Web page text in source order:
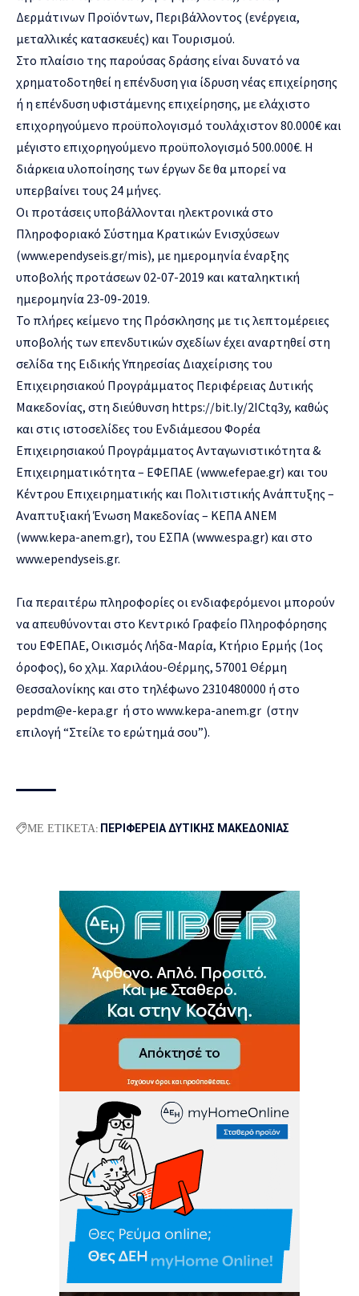
Δερμάτινων Προϊόντων, Περιβάλλοντος (ενέργεια,
μεταλλικές κατασκευές) και Τουρισμού.
Στο πλαίσιο της παρούσας δράσης είναι δυνατό να
χρηματοδοτηθεί η επένδυση για ίδρυση νέας επιχείρησης
ή η επένδυση υφιστάμενης επιχείρησης, με ελάχιστο
επιχορηγούμενο προϋπολογισμό τουλάχιστον 80.000€ και
μέγιστο επιχορηγούμενο προϋπολογισμό 500.000€. Η
διάρκεια υλοποίησης των έργων δε θα μπορεί να
υπερβαίνει τους 24 μήνες.
Οι προτάσεις υποβάλλονται ηλεκτρονικά στο
Πληροφοριακό Σύστημα Κρατικών Ενισχύσεων
(www.ependyseis.gr/mis), με ημερομηνία έναρξης
υποβολής προτάσεων 02-07-2019 και καταληκτική
ημερομηνία 23-09-2019.
Το πλήρες κείμενο της Πρόσκλησης με τις λεπτομέρειες
υποβολής των επενδυτικών σχεδίων έχει αναρτηθεί στη
σελίδα της Ειδικής Υπηρεσίας Διαχείρισης του
Επιχειρησιακού Προγράμματος Περιφέρειας Δυτικής
Μακεδονίας, στη διεύθυνση https://bit.ly/2ICtq3y, καθώς
και στις ιστοσελίδες του Ενδιάμεσου Φορέα
Επιχειρησιακού Προγράμματος Ανταγωνιστικότητα &
Επιχειρηματικότητα – ΕΦΕΠΑΕ (www.efepae.gr) και του
Κέντρου Επιχειρηματικής και Πολιτιστικής Ανάπτυξης –
Αναπτυξιακή Ένωση Μακεδονίας – ΚΕΠΑ ΑΝΕΜ
(www.kepa-anem.gr), του ΕΣΠΑ (www.espa.gr) και στο
www.ependyseis.gr.
Για περαιτέρω πληροφορίες οι ενδιαφερόμενοι μπορούν
να απευθύνονται στο Κεντρικό Γραφείο Πληροφόρησης
του ΕΦΕΠΑΕ, Οικισμός Λήδα-Μαρία, Κτήριο Ερμής (1ος
όροφος), 6ο χλμ. Χαριλάου-Θέρμης, 57001 Θέρμη
Θεσσαλονίκης και στο τηλέφωνο 2310480000 ή στο
pepdm@e-kepa.gr ή στο www.kepa-anem.gr (στην
επιλογή “Στείλε το ερώτημά σου”).
ΜΕ ΕΤΙΚΕΤΑ: ΠΕΡΙΦΕΡΕΙΑ ΔΥΤΙΚΗΣ ΜΑΚΕΔΟΝΙΑΣ